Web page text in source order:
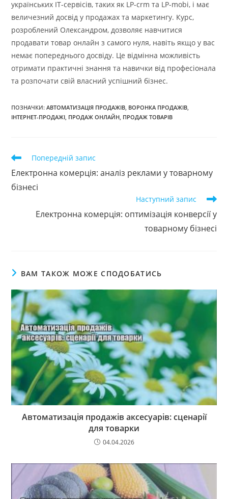
українських IT-сервісів, таких як LP-crm та LP-mobi, і має
величезний досвід у продажах та маркетингу. Курс,
розроблений Олександром, дозволяє навчитися
продавати товар онлайн з самого нуля, навіть якщо у вас
немає попереднього досвіду. Це відмінна можливість
отримати практичні знання та навички від професіонала
та розпочати свій власний успішний бізнес.
ПОЗНАЧКИ:АВТОМАТИЗАЦІЯ ПРОДАЖІВ, ВОРОНКА ПРОДАЖІВ,
ІНТЕРНЕТ-ПРОДАЖІ, ПРОДАЖ ОНЛАЙН, ПРОДАЖ ТОВАРІВ
Прочитати
статей
Попередній запис
Електронна комерція: аналіз реклами у товарному
бізнесі
Наступний запис
Електронна комерція: оптимізація конверсії у
товарному бізнесі
ВАМ ТАКОЖ МОЖЕ СПОДОБАТИСЬ
Автоматизація продажів аксесуарів: сценарії
для товарки
04.04.2026